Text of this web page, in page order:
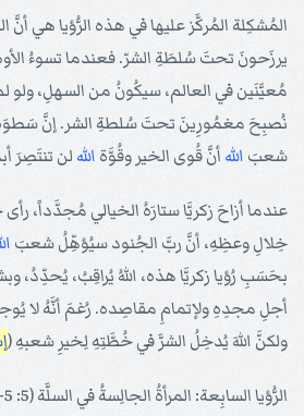
المُشكِلة المُركَّز عليها في هذه الرُّؤيا هي أنَّ
يرزَحونَ تحتَ سُلطَةِ الشرّ. فعندما تسوءُ
مُعيَّنَين في العالم، سيكُونُ من السهلِ، ولو
نُصبِحَ مغمُورِينَ تحتَ سُلطةِ الشر. إنَّ
شعبَ الله أنَّ قُوى الخير وقُوَّة الله لن تنتَصِرَ
عندما أزاحَ زكريَّا ستارَهُ الخيالي مُجدَّداً،
خِلالِ وعظِهِ، أنَّ ربَّ الجُنود سيُؤهِّلُ شعبَ
بحَسَبِ رُؤيا زكريَّا هذه، اللهُ يُراقِبُ، يُحدِّدُ،
أجلِ مجدِهِ ولإتمامِ مقاصِده. رُغمَ أنَّهُ لا
ولكنَّ اللهَ يُدخِلُ الشرَّ في خُطَّتِهِ لِخيرِ شعبهِ (
الرُّؤيا السابِعة: المرأةُ الجالِسةُ في السلَّة (5: 5- 11)